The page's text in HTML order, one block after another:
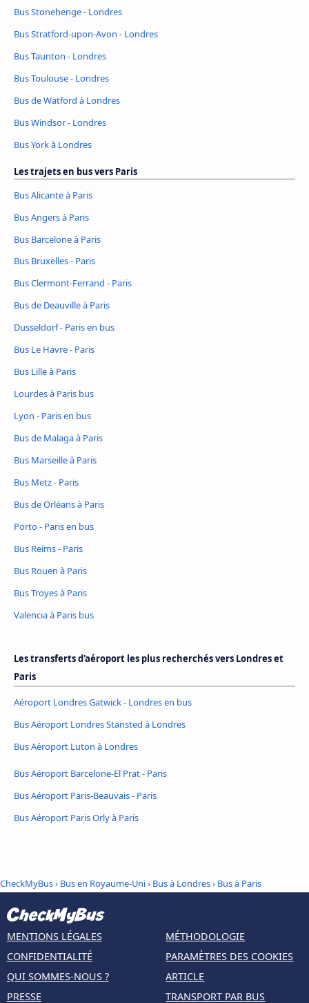
Bus Stonehenge - Londres
Bus Stratford-upon-Avon - Londres
Bus Taunton - Londres
Bus Toulouse - Londres
Bus de Watford à Londres
Bus Windsor - Londres
Bus York à Londres
Les trajets en bus vers Paris
Bus Alicante à Paris
Bus Angers à Paris
Bus Barcelone à Paris
Bus Bruxelles - Paris
Bus Clermont-Ferrand - Paris
Bus de Deauville à Paris
Dusseldorf - Paris en bus
Bus Le Havre - Paris
Bus Lille à Paris
Lourdes à Paris bus
Lyon - Paris en bus
Bus de Malaga à Paris
Bus Marseille à Paris
Bus Metz - Paris
Bus de Orléans à Paris
Porto - Paris en bus
Bus Reims - Paris
Bus Rouen à Paris
Bus Troyes à Paris
Valencia à Paris bus
Les transferts d'aéroport les plus recherchés vers Londres et
Paris
Aéroport Londres Gatwick - Londres en bus
Bus Aéroport Londres Stansted à Londres
Bus Aéroport Luton à Londres
Bus Aéroport Barcelone-El Prat - Paris
Bus Aéroport Paris-Beauvais - Paris
Bus Aéroport Paris Orly à Paris
CheckMyBus› Bus en Royaume-Uni› Bus à Londres› Bus à Paris
MENTIONS LÉGALES
CONFIDENTIALITÉ
QUI SOMMES-NOUS ?
PRESSE
MÉTHODOLOGIE
PARAMÈTRES DES COOKIES
ARTICLE
TRANSPORT PAR BUS